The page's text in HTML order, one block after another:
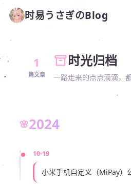
时易うさぎのBlog
1
篇文章
时光归档
一路走来的点点滴滴，
2024
10-19
小米手机自定义（MiPay）